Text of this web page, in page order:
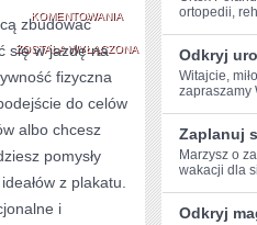
KOMENTOWANIAROWER
I
KOLARSTWO
ZOSTAŁA WYŁĄCZONA
zbudować
się w jazdę na
fizyczna
do celów
albo chcesz
pomysły
z plakatu.
i
ortopedii,
Odkryj
Witajcie,
zapraszamy
Zaplanuj
Marzysz o
wakacji dla
Odkryj